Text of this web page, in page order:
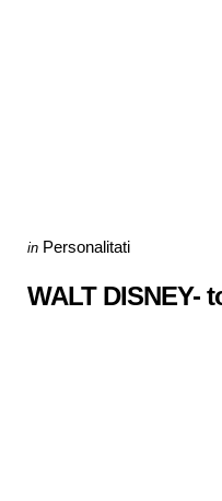
Categories
Posted
in Personalitati
WALT DISNEY-